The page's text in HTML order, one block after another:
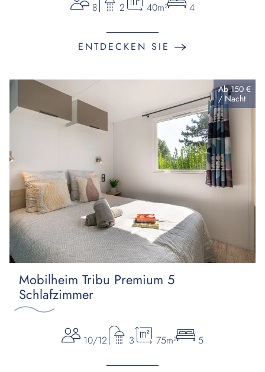
8 2 40m² 4
ENTDECKEN SIE
Ab150 €
/ Nacht
Mobilheim Tribu Premium 5
Schlafzimmer
10/12 3 75m² 5